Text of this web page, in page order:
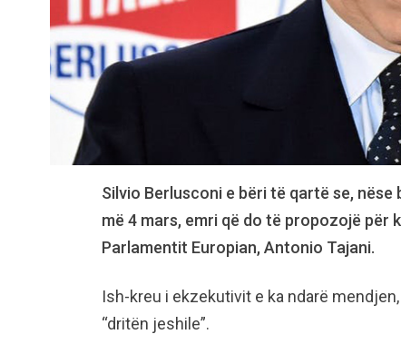
Silvio Berlusconi e bëri të qartë se,
më 4 mars, emri që do të propozojë
Parlamentit Europian, Antonio Tajani.
Ish-kreu i ekzekutivit e ka ndarë
“dritën jeshile”.